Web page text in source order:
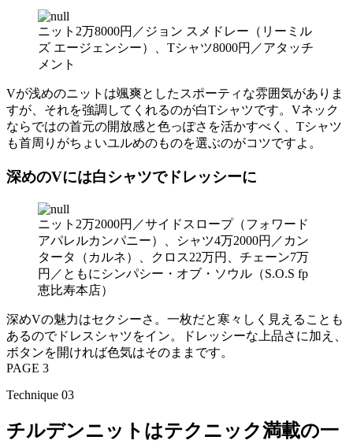
ニット2万8000円／ジョン スメドレー（リーミル
ズ エージェンシー）、Tシャツ8000円／アタッチ
メント
Vが浅めのニットは颯爽としたスポーティな雰囲気がありま
すが、それを強調してくれるのが白Tシャツです。Vネック
ならではの首元の開放感と色っぽさを活かすべく、Tシャツ
も首周りがちょいユルめのものを選ぶのがコツですよ。
深めのVには白シャツでドレッシーに
ニット2万2000円／サイドスロープ（フォワード
アパレルカンパニー）、シャツ4万2000円／カン
タータ（カルネ）、クロス22万円、チェーン7万
円／ともにシンパシー・オブ・ソウル（S.O.S fp
恵比寿本店）
深めVの魅力はセクシーさ。一枚だと寒々しく見えることも
あるのでドレスシャツをイン。ドレッシーな上品さに加え、
ボタンを開ければ色気はそのままです。
PAGE 3
Technique 03
チルデンニットはテクニック満載の一